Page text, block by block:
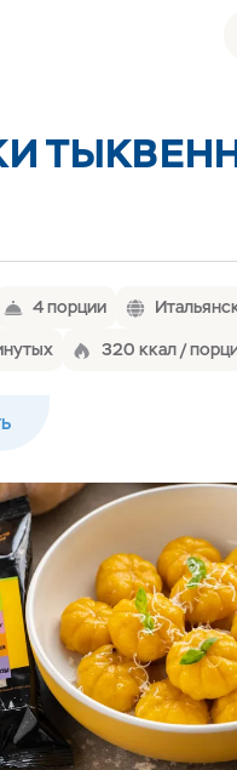
4 порции
320 ккал /